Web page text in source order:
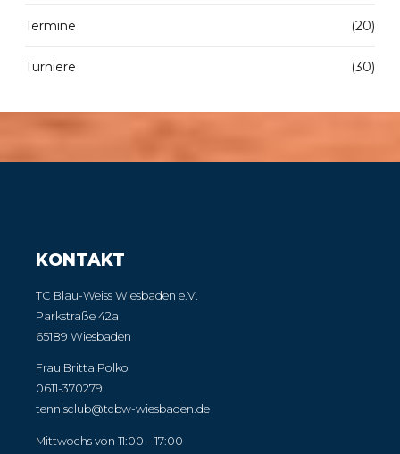
Termine (20)
Turniere (30)
KONTAKT
TC Blau-Weiss Wiesbaden e.V.
Parkstraße 42a
65189 Wiesbaden
Frau Britta Polko
0611-370279
tennisclub@tcbw-wiesbaden.de
Mittwochs von 11:00 – 17:00